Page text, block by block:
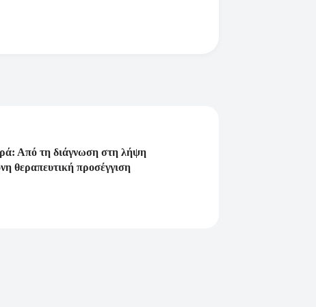
Από τη διάγνωση στη λήψη
θεραπευτική προσέγγιση